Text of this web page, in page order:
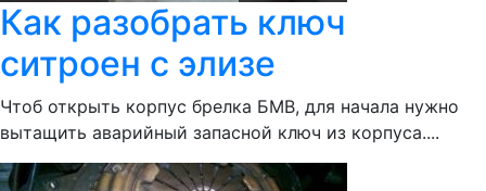
Как разобрать ключ
ситроен с элизе
Чтоб открыть корпус брелка БМВ, для начала нужно
вытащить аварийный запасной ключ из корпуса....